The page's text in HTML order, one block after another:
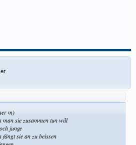
m)
man sie zusammen tun will
junge
sie an zu beissen